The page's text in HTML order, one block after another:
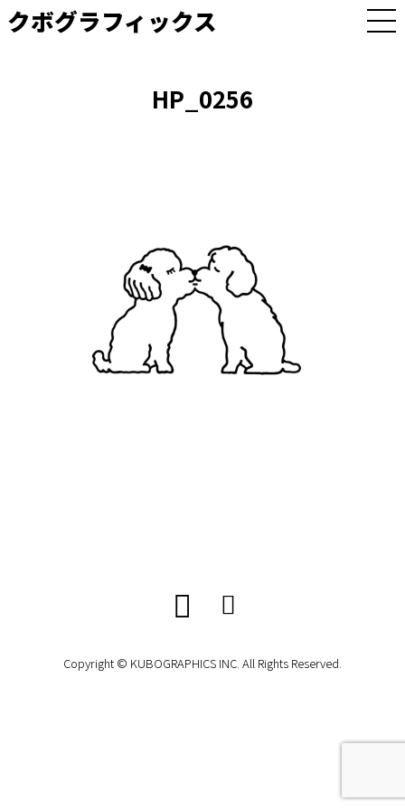
クボグラフィックス
M
E
HP_0256
Copyright © KUBOGRAPHICS INC. All Rights Reserved.